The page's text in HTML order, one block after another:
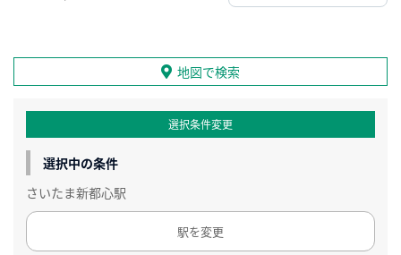
地図で検索
選択条件変更
選択中の条件
さいたま新都心駅
駅を変更